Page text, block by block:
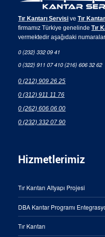
Tır Kantarı Servisi veTır
firmamız Türkiye genelindeTır
vermektedir aşağıdaki
0 (232) 332 09 41
0 (322) 911 07 410 (216) 606 32 62
0 (212) 909 26 25
0 (312) 911 11 76
0 (262) 606 06 00
0 (232) 332 07 90
Hizmetlerimiz
Tır Kantarı Altyapı Projesi
DBA Kantar Programı
Tır Kantarı